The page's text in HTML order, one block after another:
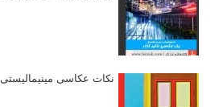
نکات عکاسی مینیمالیستی